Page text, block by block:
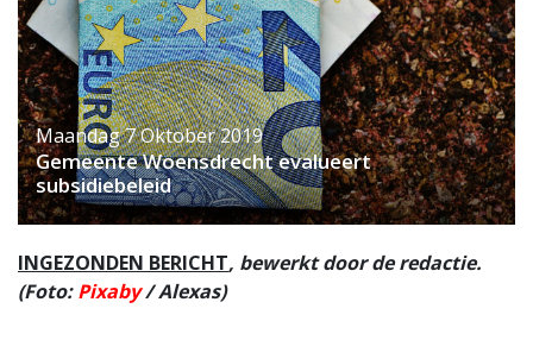
Maandag 7 Oktober 2019
Gemeente Woensdrecht evalueert
subsidiebeleid
INGEZONDEN BERICHT, bewerkt door de redactie.
(Foto:Pixaby/ Alexas)